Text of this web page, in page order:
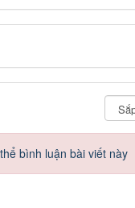
bình luận bài viết này